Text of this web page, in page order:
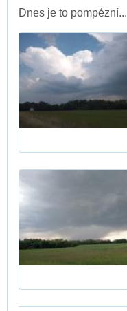
Dnes je to pompézní...